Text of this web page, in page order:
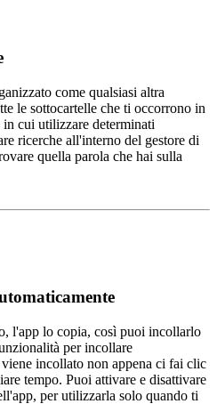
come qualsiasi altra
le sottocartelle che ti occorrono in
cui utilizzare determinati
ricerche all'interno del gestore di
quella parola che hai sulla
l'app lo copia, così puoi incollarlo
per incollare
incollato non appena ci fai clic
tempo. Puoi attivare e disattivare
per utilizzarla solo quando ti